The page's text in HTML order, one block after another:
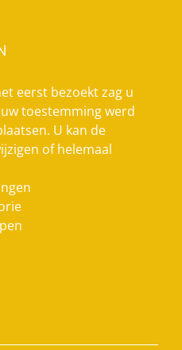
eerst bezoekt zag u
toestemming werd
U kan de
of helemaal